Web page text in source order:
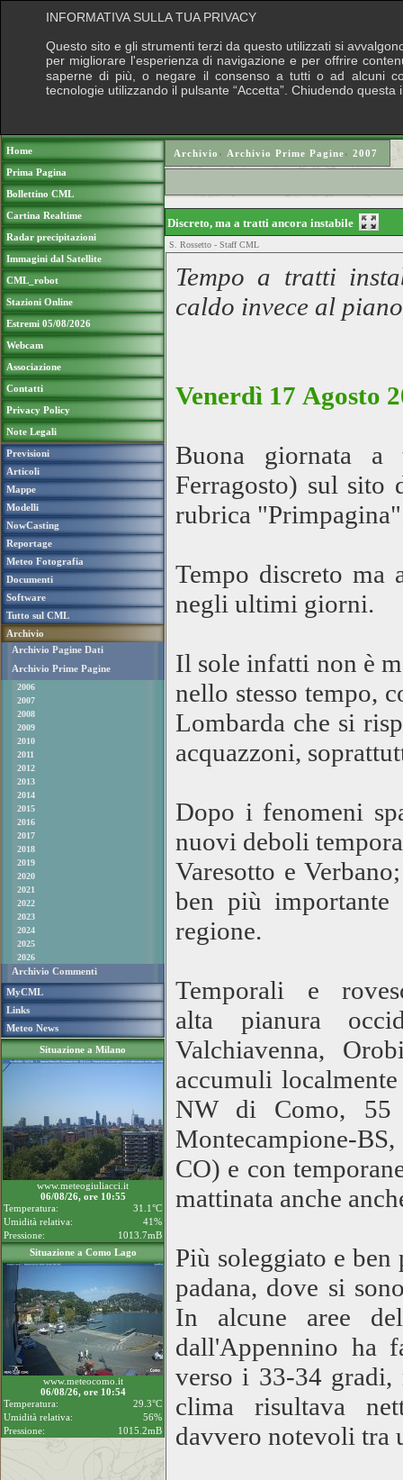
Home
Prima Pagina
Bollettino CML
Cartina Realtime
Radar precipitazioni
Immagini dal Satellite
CML_robot
Stazioni Online
Estremi 05/08/2026
Webcam
Associazione
Contatti
Privacy Policy
Note Legali
Previsioni
Articoli
Mappe
Modelli
NowCasting
Reportage
Meteo Fotografia
Documenti
Software
Tutto sul CML
Archivio
Archivio Pagine Dati
Archivio Prime Pagine
2006
2007
2008
2009
2010
2011
2012
2013
2014
2015
2016
2017
2018
2019
2020
2021
2022
2023
2024
2025
2026
Archivio Commenti
MyCML
Links
Meteo News
Situazione a Milano
www.meteogiuliacci.it
06/08/26, ore 10:55
Temperatura:
31.1°C
Umidità relativa:
41%
Pressione:
1013.7mB
Situazione a Como Lago
www.meteocomo.it
06/08/26, ore 10:54
Temperatura:
29.3°C
Umidità relativa:
56%
Pressione:
1015.2mB
Archivio › Archivio Prime Pagine› 2007
Discreto, ma a tratti ancora instabile
S. Rossetto - Staff CML
Tempo a tratti
caldo invece al
Venerdì 17 Agosto
Buona giornata
Ferragosto) sul sito
rubrica
Tempo discreto ma
negli ultimi giorni.
Il sole infatti non è
nello stesso tempo,
Lombarda che si
acquazzoni,
Dopo i fenomeni
nuovi deboli
Varesotto e
ben più importante
regione.
Temporali e
alta pianura
Valchiavenna,
accumuli
NW di Como, 55
Montecampione-
CO) e con
mattinata anche
Più soleggiato e
padana, dove si
In alcune aree
dall'Appennino ha
verso i 33-34 gradi,
clima risultava
davvero notevoli tra
INFORMATIVA SULLA TUA PRIVACY
Questo sito e gli strumenti terzi da questo utilizzati si
per migliorare l'esperienza di navigazione e per offrire
saperne di più, o negare il consenso a tutti o ad alcuni
tecnologie utilizzando il pulsante “Accetta”. Chiudendo